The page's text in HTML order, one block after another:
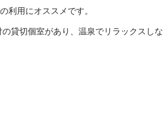
利用にオススメです。
の貸切個室があり、温泉でリラックスしな